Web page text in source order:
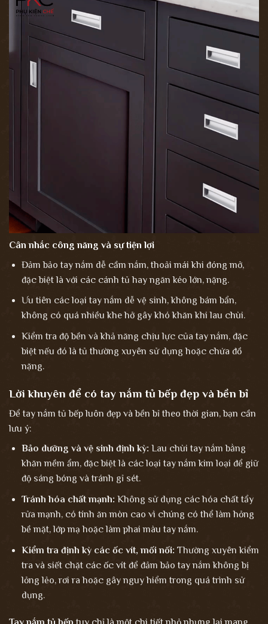
Cân nhắc công năng và sự tiện lợi
Đảm bảo tay nắm dễ cầm nắm, thoải mái khi đóng mở,
đặc biệt là với các cánh tủ hay ngăn kéo lớn, nặng.
Ưu tiên các loại tay nắm dễ vệ sinh, không bám bẩn,
không có quá nhiều khe hở gây khó khăn khi lau chùi.
Kiểm tra độ bền và khả năng chịu lực của tay nắm, đặc
biệt nếu đó là tủ thường xuyên sử dụng hoặc chứa đồ
nặng.
Lời khuyên để có tay nắm tủ bếp đẹp và bền bỉ
Để tay nắm tủ bếp luôn đẹp và bền bỉ theo thời gian, bạn cần
lưu ý:
Bảo dưỡng và vệ sinh định kỳ: Lau chùi tay nắm bằng
khăn mềm ẩm, đặc biệt là các loại tay nắm kim loại để giữ
độ sáng bóng và tránh gỉ sét.
Tránh hóa chất mạnh: Không sử dụng các hóa chất tẩy
rửa mạnh, có tính ăn mòn cao vì chúng có thể làm hỏng
bề mặt, lớp mạ hoặc làm phai màu tay nắm.
Kiểm tra định kỳ các ốc vít, mối nối: Thường xuyên kiểm
tra và siết chặt các ốc vít để đảm bảo tay nắm không bị
lỏng lẻo, rơi ra hoặc gây nguy hiểm trong quá trình sử
dụng.